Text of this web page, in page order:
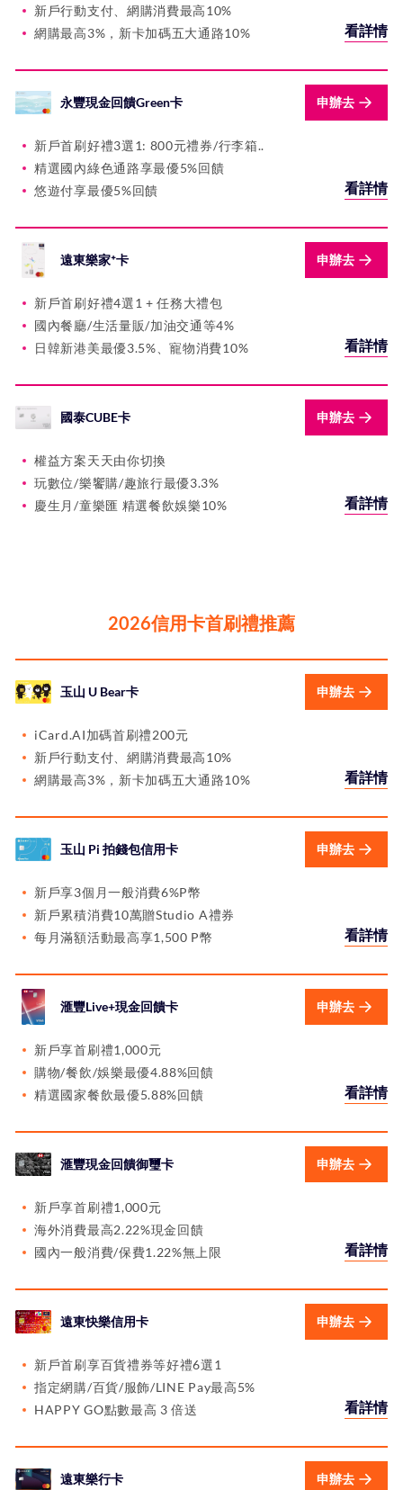
新戶行動支付、網購消費最高10%
網購最高3%，新卡加碼五大通路10%
看詳情
永豐現金回饋Green卡 申辦去
新戶首刷好禮3選1: 800元禮券/行李箱..
精選國內綠色通路享最優5%回饋
悠遊付享最優5%回饋
看詳情
遠東樂家⁺卡 申辦去
新戶首刷好禮4選1 + 任務大禮包
國內餐廳/生活量販/加油交通等4%
日韓新港美最優3.5%、寵物消費10%
看詳情
國泰CUBE卡 申辦去
權益方案天天由你切換
玩數位/樂饗購/趣旅行最優3.3%
慶生月/童樂匯 精選餐飲娛樂10%
看詳情
2026信用卡首刷禮推薦
玉山 U Bear卡 申辦去
iCard.AI加碼首刷禮200元
新戶行動支付、網購消費最高10%
網購最高3%，新卡加碼五大通路10%
看詳情
玉山 Pi 拍錢包信用卡 申辦去
新戶享3個月一般消費6%P幣
新戶累積消費10萬贈Studio A禮券
每月滿額活動最高享1,500 P幣
看詳情
滙豐Live+現金回饋卡 申辦去
新戶享首刷禮1,000元
購物/餐飲/娛樂最優4.88%回饋
精選國家餐飲最優5.88%回饋
看詳情
滙豐現金回饋御璽卡 申辦去
新戶享首刷禮1,000元
海外消費最高2.22%現金回饋
國內一般消費/保費1.22%無上限
看詳情
遠東快樂信用卡 申辦去
新戶首刷享百貨禮券等好禮6選1
指定網購/百貨/服飾/LINE Pay最高5%
HAPPY GO點數最高 3 倍送
看詳情
遠東樂行卡 申辦去